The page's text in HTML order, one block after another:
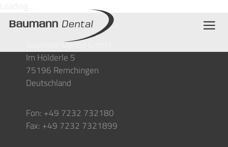
Loading...
Baumann Dental GmbH
Im Hölderle 5
75196 Remchingen
Deutschland
Fon: +49 7232 732180
Fax: +49 7232 7321899